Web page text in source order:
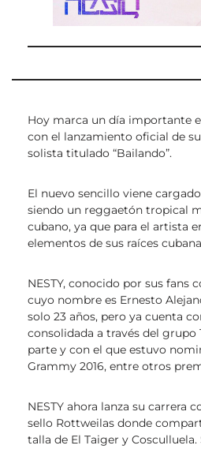
Hoy marca un día importante
con el lanzamiento oficial de
solista titulado “Bailando”.
El nuevo sencillo viene
siendo un reggaetón tropical
cubano, ya que para el artista
elementos de sus raíces
NESTY, conocido por sus fans
cuyo nombre es Ernesto
solo 23 años, pero ya cuenta
consolidada a través del grupo
parte y con el que estuvo
Grammy 2016, entre otros
NESTY ahora lanza su carrera
sello Rottweilas donde
talla de El Taiger y